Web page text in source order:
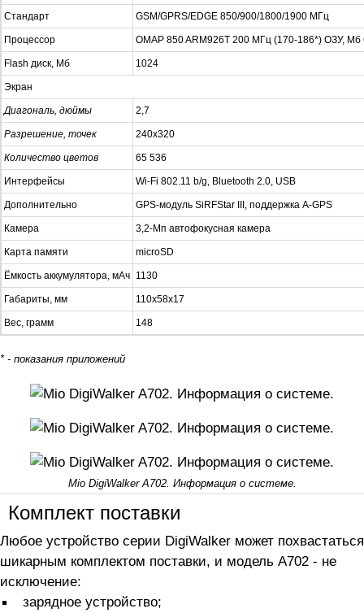
Стандарт GSM/GPRS/EDGE 850/900/1800/1900 МГц
Процессор OMAP 850 ARM926T 200 МГц (170-186*) ОЗУ,
Flash диск, Мб 1024
Экран
Диагональ, дюймы 2,7
Разрешение, точек 240х320
Количество цветов 65 536
Интерфейсы Wi-Fi 802.11 b/g, Bluetooth 2.0, USB
Дополнительно GPS-модуль SiRFStar III, поддержка A-GPS
Камера 3,2-Мп автофокусная камера
Карта памяти microSD
Ёмкость аккумулятора, мАч 1130
Габариты, мм 110x58x17
Вес, грамм 148
* - показания приложений
Mio DigiWalker A702. Информация о системе.
Комплект поставки
Любое устройство серии DigiWalker может похвастаться
шикарным комплектом поставки, и модель A702 - не
исключение:
зарядное устройство;